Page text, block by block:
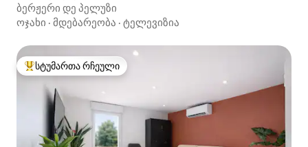
ბერჟერი დე პელუზი
ოჯახი · მდებარეობა · ტელევიზია
სტუმართა რჩეული მოწინავე ვარიანტი
სტუმართა რჩეული